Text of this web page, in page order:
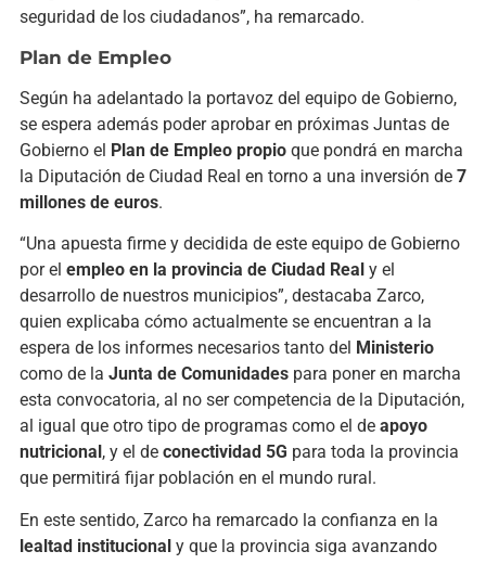
seguridad de los ciudadanos”, ha remarcado.
Plan de Empleo
Según ha adelantado la portavoz del equipo de Gobierno,
se espera además poder aprobar en próximas Juntas de
Gobierno el Plan de Empleo propioque pondrá en marcha
la Diputación de Ciudad Real en torno a una inversión de 7
millones de euros.
“Una apuesta firme y decidida de este equipo de Gobierno
por el empleo en la provincia de Ciudad Realy el
desarrollo de nuestros municipios”, destacaba Zarco,
quien explicaba cómo actualmente se encuentran a la
espera de los informes necesarios tanto del Ministerio
como de la Junta de Comunidadespara poner en marcha
esta convocatoria, al no ser competencia de la Diputación,
al igual que otro tipo de programas como el de apoyo
nutricional, y el de conectividad 5G para toda la provincia
que permitirá fijar población en el mundo rural.
En este sentido, Zarco ha remarcado la confianza en la
lealtad institucionaly que la provincia siga avanzando